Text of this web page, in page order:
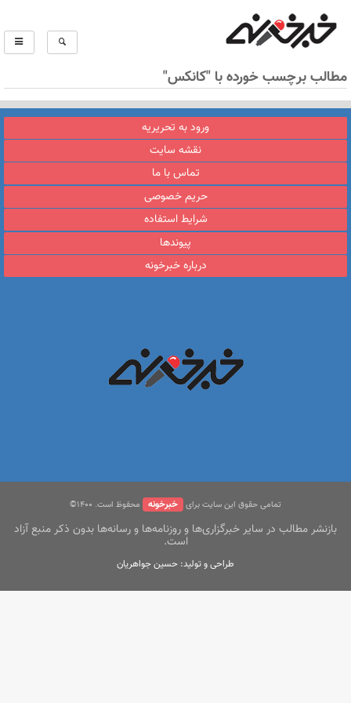
مطالب برچسب خورده با "کانکس"
ورود به تحریریه
نقشه سایت
تماس با ما
حریم خصوصی
شرایط استفاده
پیوندها
درباره خبرخونه
تمامی حقوق این سایت برای خبرخونه محفوظ است. ۱400©
بازنشر مطالب در سایر خبرگزاری‌ها و روزنامه‌ها و رسانه‌ها بدون ذکر منبع آزاد
است.
طراحی و تولید: حسین جواهریان